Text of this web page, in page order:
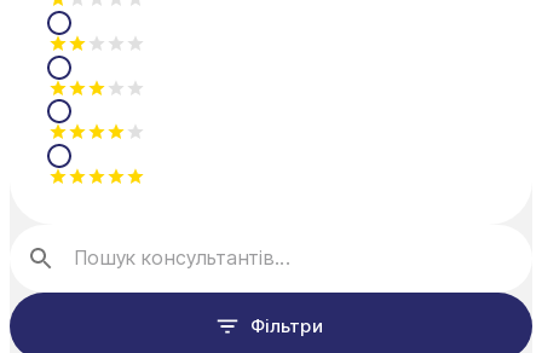
Мукачево
Нікополь
Одеса
Олександрія
Полтава
Фільтри